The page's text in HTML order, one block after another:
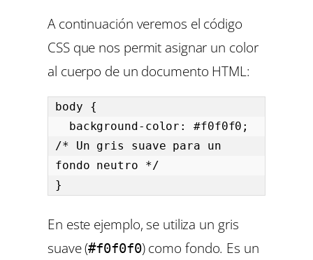
A continuación veremos el código
CSS que nos permit asignar un color
al cuerpo de un documento HTML:
body {
/* Un gris suave para un
fondo neutro */
}
En este ejemplo, se utiliza un gris
suave (#f0f0f0) como fondo. Es un